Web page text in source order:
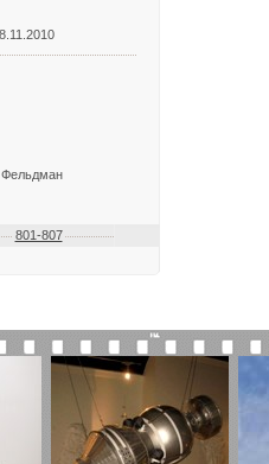
801-807